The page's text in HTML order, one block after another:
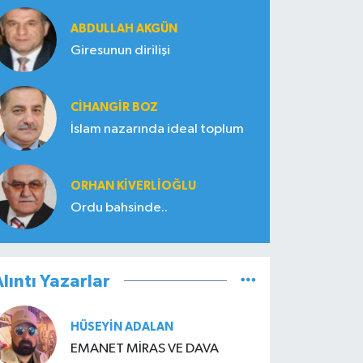
ABDULLAH AKGÜN
Giresunun dirilişi
CIHANGIR BOZ
İslam nazarında ideal toplum
ORHAN KIVERLIOĞLU
Ordu bahsinde..
Yazarlar
HÜSEYIN ADALAN
EMANET MİRAS VE DAVA